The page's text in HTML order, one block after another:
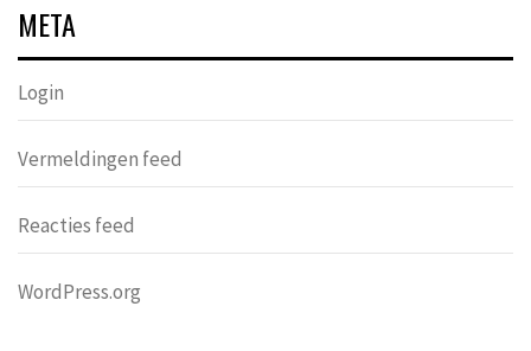
META
Login
Vermeldingen feed
Reacties feed
WordPress.org